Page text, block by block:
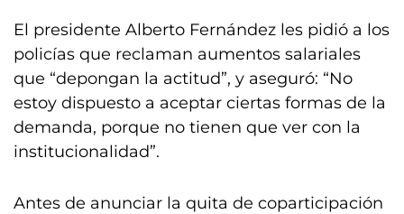
El presidente Alberto Fernández les pidió a los
policías que reclaman aumentos salariales
que “depongan la actitud”, y aseguró: “No
estoy dispuesto a aceptar ciertas formas de la
demanda, porque no tienen que ver con la
institucionalidad”.
Antes de anunciar la quita de coparticipación